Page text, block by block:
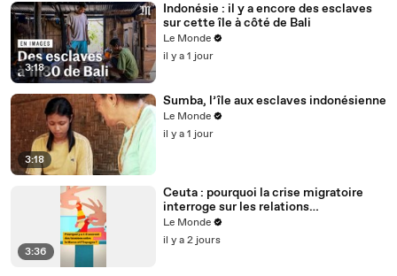
3:18
Indonésie : il y a encore des esclaves
sur cette île à côté de Bali
Le Monde
il y a 1 jour
3:18
Sumba, l’île aux esclaves indonésienne
Le Monde
il y a 1 jour
3:36
Ceuta : pourquoi la crise migratoire
interroge sur les relations
diplomatiques entre le Maroc et
l’Espagne ?
Le Monde
il y a 2 jours